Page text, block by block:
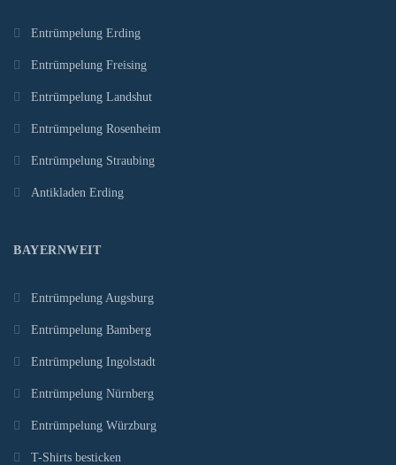
Entrümpelung Erding
Entrümpelung Freising
Entrümpelung Landshut
Entrümpelung Rosenheim
Entrümpelung Straubing
Antikladen Erding
BAYERNWEIT
Entrümpelung Augsburg
Entrümpelung Bamberg
Entrümpelung Ingolstadt
Entrümpelung Nürnberg
Entrümpelung Würzburg
T-Shirts besticken